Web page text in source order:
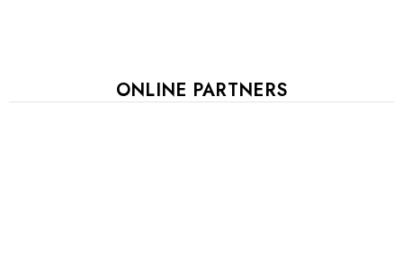
ONLINE PARTNERS